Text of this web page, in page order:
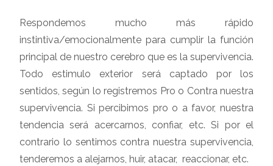
Respondemos mucho más rápido
instintiva/emocionalmente para cumplir la función
principal de nuestro cerebro que es la supervivencia.
Todo estimulo exterior será captado por los
sentidos, según lo registremos Pro o Contra nuestra
supervivencia. Si percibimos pro o a favor, nuestra
tendencia será acercarnos, confiar, etc. Si por el
contrario lo sentimos contra nuestra supervivencia,
tenderemos a alejarnos, huir, atacar, reaccionar, etc.